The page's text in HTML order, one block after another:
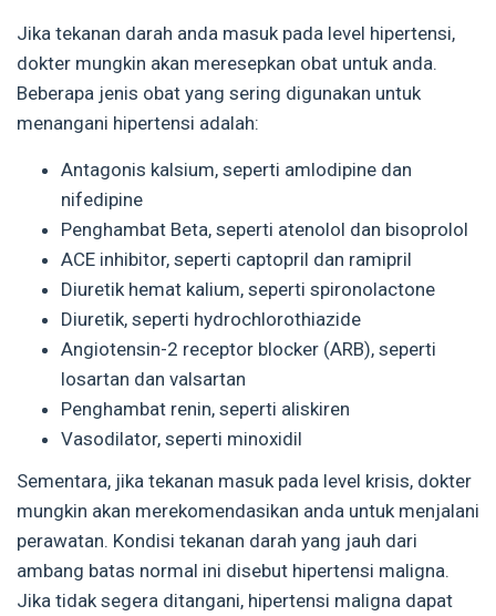
Jika tekanan darah anda masuk pada level hipertensi,
dokter mungkin akan meresepkan obat untuk anda.
Beberapa jenis obat yang sering digunakan untuk
menangani hipertensi adalah:
Antagonis kalsium, seperti amlodipine dan
nifedipine
Penghambat Beta, seperti atenolol dan bisoprolol
ACE inhibitor, seperti captopril dan ramipril
Diuretik hemat kalium, seperti spironolactone
Diuretik, seperti hydrochlorothiazide
Angiotensin-2 receptor blocker (ARB), seperti
losartan dan valsartan
Penghambat renin, seperti aliskiren
Vasodilator, seperti minoxidil
Sementara, jika tekanan masuk pada level krisis, dokter
mungkin akan merekomendasikan anda untuk menjalani
perawatan. Kondisi tekanan darah yang jauh dari
ambang batas normal ini disebut hipertensi maligna.
Jika tidak segera ditangani, hipertensi maligna dapat